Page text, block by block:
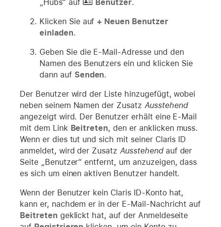
„Hubs“ auf
Benutzer.
Klicken Sie auf + Neuen Benutzer
einladen.
Geben Sie die E-Mail-Adresse und den
Namen des Benutzers ein und klicken Sie
dann auf Senden.
Der Benutzer wird der Liste hinzugefügt, wobei
neben seinem Namen der Zusatz Ausstehend
angezeigt wird. Der Benutzer erhält eine E-Mail
mit dem Link Beitreten, den er anklicken muss.
Wenn er dies tut und sich mit seiner Claris ID
anmeldet, wird der ZusatzAusstehendauf der
Seite „Benutzer“ entfernt, um anzuzeigen, dass
es sich um einen aktiven Benutzer handelt.
Wenn der Benutzer kein Claris ID-Konto hat,
kann er, nachdem er in der E-Mail-Nachricht auf
Beitreten geklickt hat, auf der Anmeldeseite